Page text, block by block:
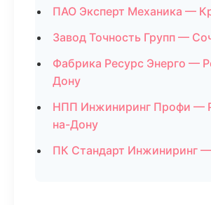
ПАО Эксперт Механика —
Завод Точность Групп —
Фабрика Ресурс Энерго —
Дону
НПП Инжиниринг Профи —
на-Дону
ПК Стандарт Инжиниринг